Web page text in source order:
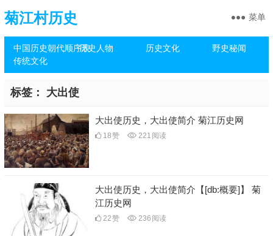
菊江村历史
中国历史朝代顺序表历史人物 历史文化
野史秘闻
传统文化
菜单
标签： 大出使
大出使历史，大出使简介 菊江历史网
18赞 221 阅读
大出使历史，大出使简介【[db:概要]】 菊
江历史网
22赞 236 阅读